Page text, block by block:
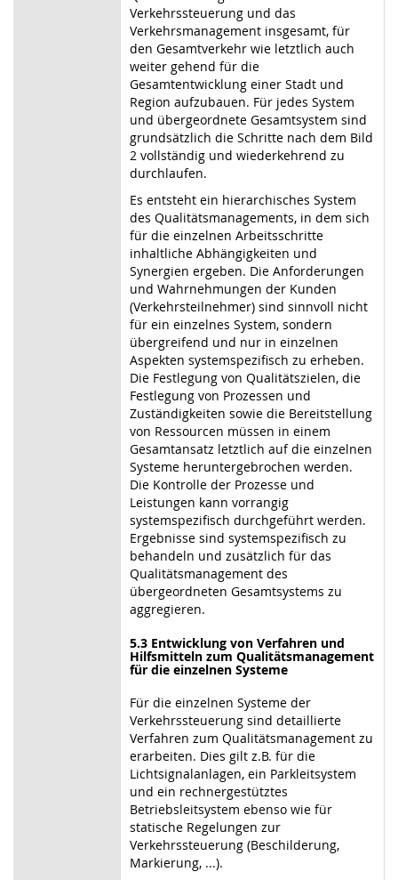
Verkehrssteuerung und das
Verkehrsmanagement insgesamt, für
den Gesamtverkehr wie letztlich auch
weiter gehend für die
Gesamtentwicklung einer Stadt und
Region aufzubauen. Für jedes System
und übergeordnete Gesamtsystem sind
grundsätzlich die Schritte nach dem Bild
2 vollständig und wiederkehrend zu
durchlaufen.
Es entsteht ein hierarchisches System
des Qualitätsmanagements, in dem sich
für die einzelnen Arbeitsschritte
inhaltliche Abhängigkeiten und
Synergien ergeben. Die Anforderungen
und Wahrnehmungen der Kunden
(Verkehrsteilnehmer) sind sinnvoll nicht
für ein einzelnes System, sondern
übergreifend und nur in einzelnen
Aspekten systemspezifisch zu erheben.
Die Festlegung von Qualitätszielen, die
Festlegung von Prozessen und
Zuständigkeiten sowie die Bereitstellung
von Ressourcen müssen in einem
Gesamtansatz letztlich auf die einzelnen
Systeme heruntergebrochen werden.
Die Kontrolle der Prozesse und
Leistungen kann vorrangig
systemspezifisch durchgeführt werden.
Ergebnisse sind systemspezifisch zu
behandeln und zusätzlich für das
Qualitätsmanagement des
übergeordneten Gesamtsystems zu
aggregieren.
5.3 Entwicklung von Verfahren und
Hilfsmitteln zum Qualitätsmanagement
für die einzelnen Systeme
Für die einzelnen Systeme der
Verkehrssteuerung sind detaillierte
Verfahren zum Qualitätsmanagement zu
erarbeiten. Dies gilt z.B. für die
Lichtsignalanlagen, ein Parkleitsystem
und ein rechnergestütztes
Betriebsleitsystem ebenso wie für
statische Regelungen zur
Verkehrssteuerung (Beschilderung,
Markierung, ...).